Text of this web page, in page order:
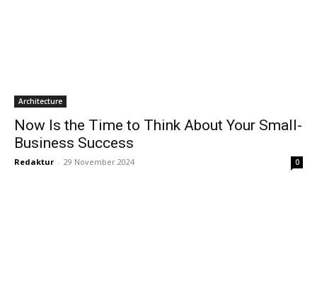
Architecture
Now Is the Time to Think About Your Small-
Business Success
Redaktur - 29 November 2024 0